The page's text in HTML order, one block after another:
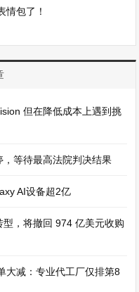
情包了！
但在降低成本上遇到挑
等待最高法院判决结果
AI设备超2亿
，将撤回 974 亿美元收购
大减：专业代工厂仅排第8